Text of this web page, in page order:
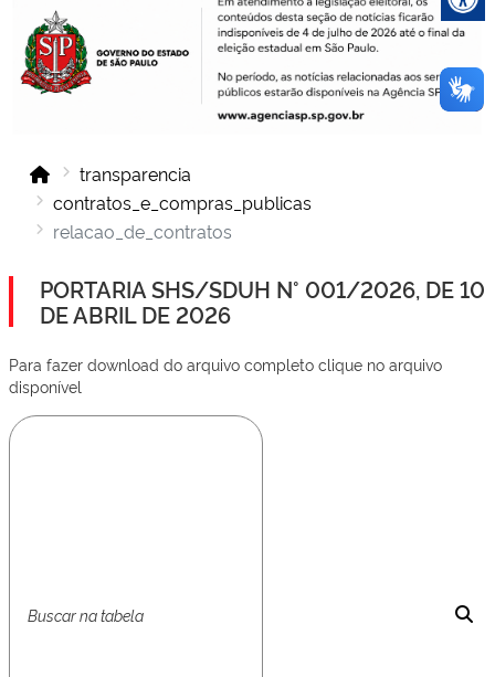
transparencia
contratos_e_compras_publicas
relacao_de_contratos
PORTARIA SHS/SDUH N° 001/2026, DE 10
DE ABRIL DE 2026
Para fazer download do arquivo completo clique no arquivo
disponível